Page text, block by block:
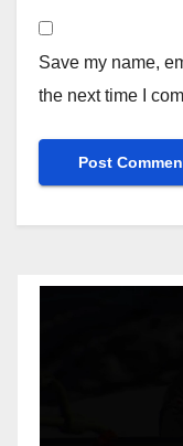
Save my name,
the next time I